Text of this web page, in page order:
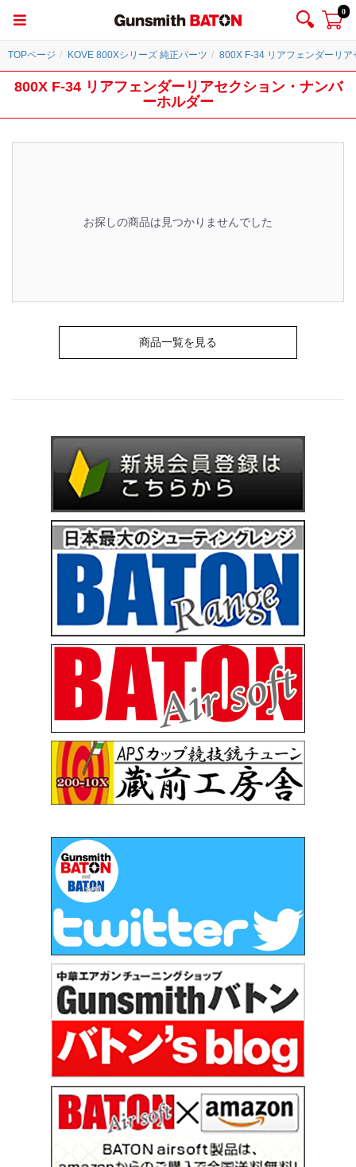
0
TOPページ KOVE 800Xシリーズ 純正パーツ 800X F-34 リアフェンダーリ
800X F-34 リアフェンダーリアセクション・ナンバ
ーホルダー
お探しの商品は見つかりませんでした
商品一覧を見る